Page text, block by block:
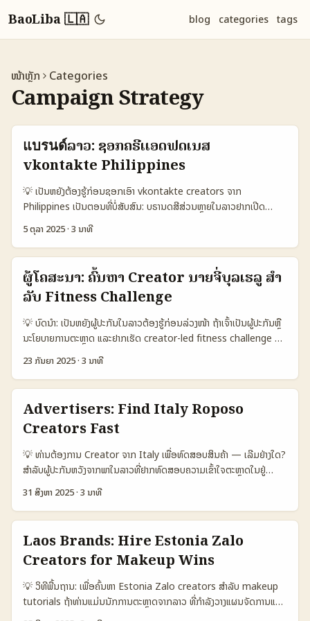
BaoLiba 🇱🇦 blog categories tags
ໜ້າຫຼັກ Categories
Campaign Strategy
แบรนด์ລາວ: ຊອກຄຣີເເອດຟິດເນສ
vkontakte Philippines
💡 ເປັນຫຍັງຕ້ອງຮູ້ກ່ອນຊອກເອົາ vkontakte creators ຈາກ
Philippines ເປັນຕອນທີ່ບໍ່ສັບສົນ: ບຣານດສີສ່ວນຫຼາຍໃນລາວຢາກເປີດ
campaign fitness ທີ່ເປັນ creator-led ແຕ່ການຄົ້ນຫາຄຣີເເອດທີ່ມີຄຸນ
ນະສົມບັດ, ມີ follower ທີ່ເຂົ້າກັບເນື້ອຫາຟິດເນສ, ແລະສາມາດເບິ່ງ
livestream ຫຼື challenge ໄດ້ຢ່າງຕໍ່ເນື້ອຫາ — ນີ່ແມ່ນຈຸດຫນ້າສຳຄັນ. ບົດ
ນີ້ຈະສະຫຼຸບວິທີຄົ້ນຫາ, ແຈກປະເພດຄຣີເເອດທີ່ຄວນມີ, ການຕິດຕໍ່ທຳສັນຍາ, ແລະ
ແນວທາງການປ້ອງກັນເພື່ອເນື້ອຫາທີ່ສະຫລຸບໃຈສາກເປັນສາຍພາຍໃນອາຊຽນ. ຂໍ້
ຍ້ອນ: ມີຄຳແນະນຳຈາກຫນ້າຂ່າວທີ່ກ່ອນໜ້ານັ້ນບອກຮອບກ່ຽວກັບ Pavel
Durov ແລະທິດທາງຂອງ platform ທີ່ອອກແບບການເຄື່ອນໄຫວແລະການ
ເຄື່ອນທາງຂ່າວ (Times of India, Zeenews). ມາເບິ່ງຂັ້ນຕອນທີ່ລອຍ
ກ່ອນເຮັດການກວດສອບແລະເລືອກ partner ຈັກໃດ. 📊 ຕາຕະລາງ Data
Snapshot: ການເລືອກແລະແຕ່ງ Option ສໍາລັບ Campaign 🧩 Metric
Creator 👥 Monthly Active 350.000 1.200.000 800.000 📈
Engagement (avg) 6% 12% 9% 💸 Avg Fee / Post ບໍ່ມີ
ມາດຕະຖານ US$120 US$250 🎯 Best Use ການເປີດຕະຫລາດໃນ
ທ້ອງຖິ່ນ challenge-driven, rapid growth brand
ambassadorship 🔒 Risk (policy) low medium high ຕາຕະລາງນີ້
ສະແດງວ່າ creators ຈຳນວນເກີນໄປຈາກ Philippines ໃນ VK ມີ MA ສູງ
ແລະ engagement ດີ, ແຕ່ micro-creator ຈະເໝາະສຳລັບການເຮັດ
fitness challenges ທີ່ຕ້ອງການ participation ແລະ UGC. Cross-
platform creators ມີຄ່າຫຼາຍແຕ່ຄວາມສຽງຂອງຄ່າແລະການຜະລິດສ່ວນຕົວ
5 ຕຸລາ 2025·3 ນາທີ
ຜູ້ໂຄສະນາ: ຄົ້ນຫາ Creator ນາຍຈີ່ບຸລເຮລູ ສໍາ
ລັບ Fitness Challenge
💡 ບົດນຳ: ເປັນຫຍັງຜູ້ປະກັນໃນລາວຕ້ອງຮູ້ກ່ອນລ່ວງໜ້າ ຖ້າເຈົ້າເປັນຜູ້ປະກັນຫຼື
ນະໂຍບາຍການຕະຫຼາດ ແລະຢາກເຮັດ creator-led fitness challenge ທີ່
ແຂ່ງຂັນ ແຕ່ຢາກດຶງ creator ຈາກນາຍຈີ່ (Nigeria) — ບົດນີ້ແມ່ນສຳລັບເຈົ້າ.
ຜູ້ສ້າງໃນນາຍຈີ່ກຳລັງເປັນแรงດັບສູງໂດຍອຸດສາຫະກໍາຄວາມສ້າງສິນລະປະ
(creative industry) ທີ່ເຮັດເງິນໄດ້ຫຼາຍ — ຕາມ Donna McGowan
ຄວາມເປັນສາຍຄວາມໂລກ. ນັກການຕະຫຼາດຈະຕ້ອງເຂົ້າໃຈຄອບຄົວ creator-
scene ທີ່ກ່າວນິຍາມເຫັນໃນ Nigeria ແລະພິຈາລະນາການເຊື່ອມຕໍ່ຂໍ້ມູນ,
audience fit ແລະ local trust ເພື່ອປ່ອຍ campaign ທີ່ມີຜົນ. 📊 ຟັງ
ຊັນຂໍ້ມູນ: ການປຽບທຽບ Platform ສໍາລັບ Creator Discovery 🧩
Metric YouTube Instagram TikTok 👥 Monthly Active
1.200.000 900.000 1.500.000 📈 Engagement (avg) 6% 8%
Tools Creator Studio Collab Tools Creator Marketplace 🌍
Local Discovery Ease Medium High High ຕາຕະລາງນີ້ສະແດງວ່າ
TikTok ແລະ Instagram ຍັງເປັນທີ່ອ່ານງ່າຍສໍາລັບການຄົ້ນເຫັນ creator
fitness ໃນ Nigeria, ໃນຂະນະທີ່ YouTube ມີຜູ້ຊົມໃຫ້ກວ້າງແຕ່ຄ່າ
engagement ສາມາດຕໍ່ສະເຫຼີມສະເຫຼີມໄດ້. ສໍາລັບຜູ້ປະກັນຈາກລາວ, ການ
ເລືອກແບບຂ້າງເທິງຂຶ້ນກັບວັດຖຸປະສົງ: reach ກັບຄຸນຄ່າ engagement ແລະ
ຄວາມສາມາດໃນການຈັດການ campaign. ...
23 ກັນຍາ 2025·3 ນາທີ
Advertisers: Find Italy Roposo
Creators Fast
💡 ທ່ານຕ້ອງການ Creator ຈາກ Italy ເພື່ອທົດສອບສິນຄ້າ — ເລີມຢ່າງໃດ?
ສຳລັບຜູ້ປະກັນຫວັງຈາກພາໃນລາວທີ່ຢາກທົດສອບຄວາມເຂົ້າໃຈຕະຫຼາດໃນຢູ່
Italy, ການຄົ້ນຫາ “Roposo creators in Italy” ບໍ່ແມ່ນແນວຊັດ — ບາງ
ຄັ້ງ Roposo ເປັນແພດຟອມທີ່ມີສ່ວນແນະນຳຢາງໃນເຮືອນມີຕົວເອງ (India-
centric) ແຕ່ກໍມີ Creator ທີ່ຫນ່ອຍຢູ່ນອກປະເທດ — ສິ່ງທີ່ສຳຄັນຄືການ
vetting. ໃນບົດນີ້ຂ້ອຍຈະສະເຫລີຍກັບຂັ້ນຕອນຈາກ A → Z: ວິທີຄົ້ນ, ວິທີ
ຕິດຕໍ່, ການທົດສອບລະບົບ MVP ກັບ Creator, ແລະ Best-practices ທີ່
ເຮັດໃຫ້ການທົດສອບສິນຄ້າຂອງທ່ານອອກຜົນໄດ້ໄວແລະປອດໄພ. ມອງເບິ່ງ
ຄວາມຕັ້ງໃຈຂອງຜູ້ຂາຍແບບ Gouache ທີ່ສ້າງ workshop ແລະ
showroom ໃກ້ສິນຄ້າແລະເຈົ້າຂອງຜິວທີ່ສາມາດຄອນເຊັນກັນໄດ້ — ນີ້ແມ່ນ
31 ສິງຫາ 2025·3 ນາທີ
Laos Brands: Hire Estonia Zalo
Creators for Makeup Wins
💡 ວິທີພື້ນຖານ: ເພື່ອຄົ້ນຫາ Estonia Zalo creators ສໍາລັບ makeup
tutorials ຖ້າທ່ານແມ່ນນັກການຕະຫຼາດຈາກລາວ ທີ່ກຳລັງວາງແຜນຈັດການແນວ
ທາງເປັນ cross-border campaign ວຽກກັບ creators ຈາກ Estonia